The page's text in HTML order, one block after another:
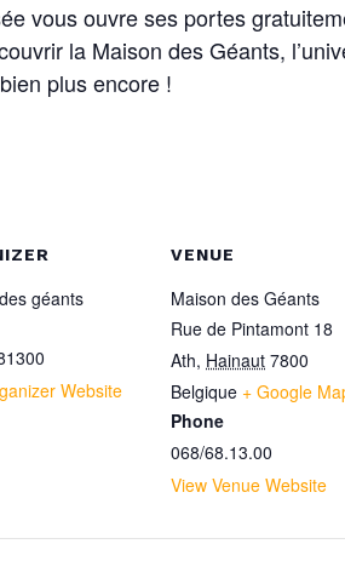
vous ouvre ses portes
la Maison des Géants,
plus encore !
géants
Website
VENUE
Maison des Géants
Rue de Pintamont 18
Ath, Hainaut 7800
Belgique + Google
Phone
068/68.13.00
View Venue Website